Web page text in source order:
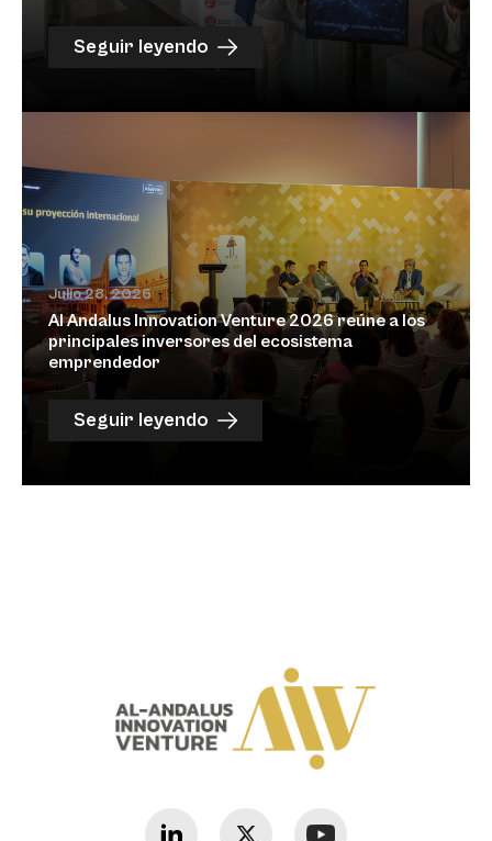
Seguir leyendo
Julio 28, 2026
Al Andalus Innovation Venture 2026 reúne a los
principales inversores del ecosistema
emprendedor
Seguir leyendo